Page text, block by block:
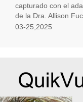
capturado con el
de la Dra. Allison
03-25,2025